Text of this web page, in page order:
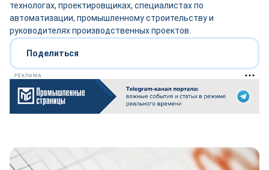
технологах, проектировщиках, специалистах по
автоматизации, промышленному строительству и
руководителях производственных проектов.
Поделиться
РЕКЛАМА